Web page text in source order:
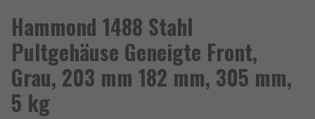
Hammond 1488 Stahl
Pultgehäuse Geneigte Front,
Grau, 203 mm 182 mm, 305 mm,
5 kg